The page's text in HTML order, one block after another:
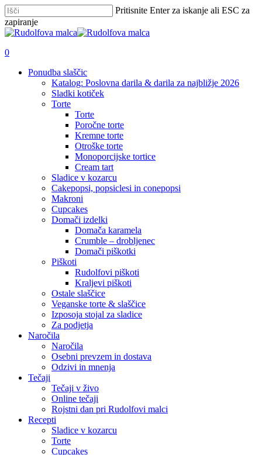
Skip
to
main
Pritisnite Enter za iskanje ali ESC za
zapiranje
Zapri
išči
account
0
Ponudba slaščic
Katalog: Poslovna darila & darila za najbližje 2026
Sladki kotiček
Torte
Torte
Poročne torte
Kremne torte
Otroške torte
Monoporcijske tortice
Cream tart
Sladice v kozarcu
Cakepopsi, popsiclesi in conepopsi
Makroni
Cupcakes
Domači izdelki
Domača karamela
Crumble – drobljenec
Domači piškotki
Piškoti
Rudolfovi piškoti
Kraljevi piškoti
Ostale slaščice
Veganske torte & slaščice
Izposoja stojal za sladice
Za podjetja
Naročila
Naročila
Osebni prevzem in dostava
Odzivi in mnenja
Tečaji
Tečaji v živo
Online tečaji
Rojstni dan pri Rudolfovi malci
Recepti
Sladice v kozarcu
Torte
Cupcakes